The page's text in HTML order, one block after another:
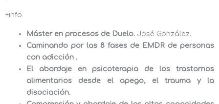
+info
Máster en procesos de Duelo.José González.
Caminando por las 8 fases de EMDR de personas
con adicción .
El abordaje en psicoterapia de los trastornos
alimentarios desde el apego, el trauma y la
disociación.